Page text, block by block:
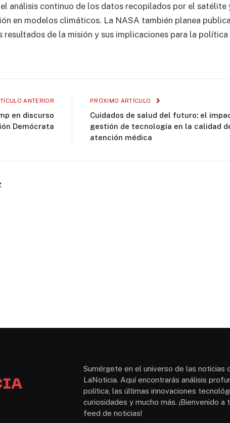
análisis continuo de los datos recopilados por el satélite
en modelos climáticos. La NASA también planea
de la misión y sus implicaciones para la política
ANTERIOR
en discurso
Demócrata
PRÓXIMO ARTÍCULO
Cuidados de salud del futuro: el
gestión de tecnología en la calidad
atención médica
Sumérgete en el universo de las noticias
LaNoticia. Aquí encontrarás análisis
política, las últimas innovaciones
curiosidades y mucho más. ¡Bienvenido a
feed de noticias!